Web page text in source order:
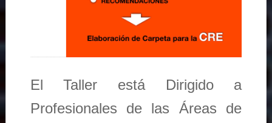
El Taller está Dirigido a
Profesionales de las Áreas de